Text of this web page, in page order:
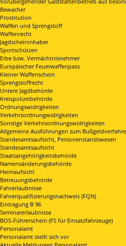
Bewacher
Prostitution
Waffen und Sprengstoff
Waffenrecht
Jagdscheininhaber
Sportschützen
Erbe bzw. Vermächtnisnehmer
Europäischer Feuerwaffenpass
Kleiner Waffenschein
Sprengstoffrecht
Untere Jagdbehörde
Kreispolizeibehörde
Ordnungswidrigkeiten
Verkehrsordnungwidrigkeiten
Sonstige Verkehrsordnungswidrigkeiten
Allgemeine Ausführungen zum
Standesamtsaufsicht, Personenstandswesen
Standesamtsaufsicht
Staatsangehörigkeitsbehörde
Namensänderungsbehörde
Heimaufsicht
Betreuungsbehörde
Fahrerlaubnisse
Fahrerqualifizierungsnachweis (FQN)
Eintragung B 96
Seminarerlaubnisse
BOS-Führerschein (FS für Einsatzfahrzeuge)
Personalamt
Personalamt stellt sich vor